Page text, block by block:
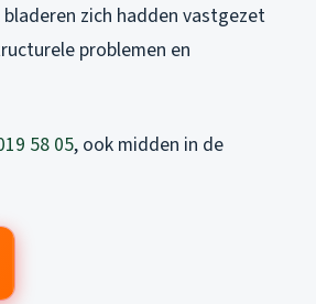
zich hadden vastgezet
problemen en
58 05, ook midden in de